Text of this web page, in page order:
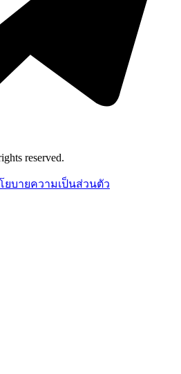
reserved.
ยบายความเป็นส่วนตัว